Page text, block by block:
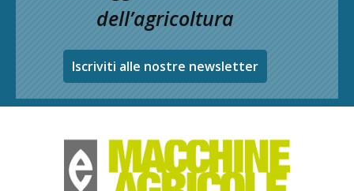
dell’agricoltura
Iscriviti alle nostre newsletter